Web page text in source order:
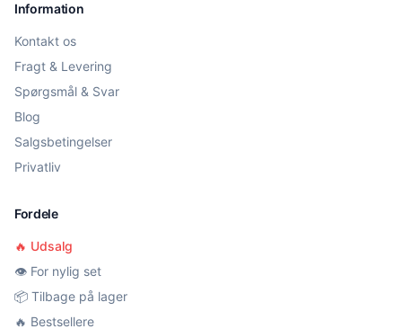
Information
Kontakt os
Fragt & Levering
Spørgsmål & Svar
Blog
Salgsbetingelser
Privatliv
Fordele
🔥 Udsalg
👁️ For nylig set
📦 Tilbage på lager
🔥 Bestsellere